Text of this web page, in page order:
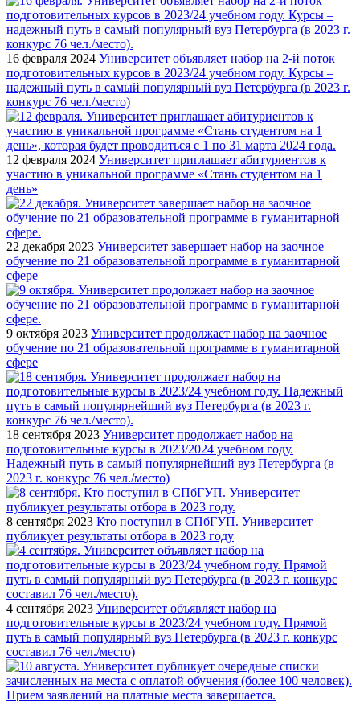
16 февраля 2024 Университет объявляет набор на 2-й поток
подготовительных курсов в 2023/24 учебном году. Курсы –
надежный путь в самый популярный вуз Петербурга (в 2023 г.
конкурс 76 чел./место)
12 февраля 2024 Университет приглашает абитуриентов к
участию в уникальной программе «Стань студентом на 1
день»
22 декабря 2023 Университет завершает набор на заочное
обучение по 21 образовательной программе в гуманитарной
сфере
9 октября 2023 Университет продолжает набор на заочное
обучение по 21 образовательной программе в гуманитарной
сфере
18 сентября 2023 Университет продолжает набор на
подготовительные курсы в 2023/2024 учебном году.
Надежный путь в самый популярнейший вуз Петербурга (в
2023 г. конкурс 76 чел./место)
8 сентября 2023 Кто поступил в СПбГУП. Университет
публикует результаты отбора в 2023 году
4 сентября 2023 Университет объявляет набор на
подготовительные курсы в 2023/24 учебном году. Прямой
путь в самый популярный вуз Петербурга (в 2023 г. конкурс
составил 76 чел./место)